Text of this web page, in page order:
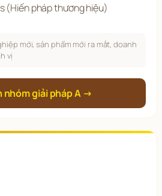
(Hiến pháp thương hiệu)
mới, sản phẩm mới ra mắt, doanh
vị
nhóm giải pháp A →